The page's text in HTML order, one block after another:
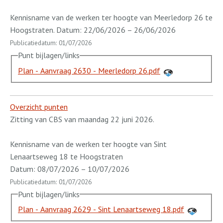
Kennisname van de werken ter hoogte van Meerledorp 26 te
Hoogstraten. Datum: 22/06/2026 – 26/06/2026
Publicatiedatum: 01/07/2026
Punt bijlagen/links
Plan - Aanvraag 2630 - Meerledorp 26.pdf
Overzicht punten
Zitting van CBS van maandag 22 juni 2026.
Kennisname van de werken ter hoogte van Sint
Lenaartseweg 18 te Hoogstraten
Datum: 08/07/2026 – 10/07/2026
Publicatiedatum: 01/07/2026
Punt bijlagen/links
Plan - Aanvraag 2629 - Sint Lenaartseweg 18.pdf